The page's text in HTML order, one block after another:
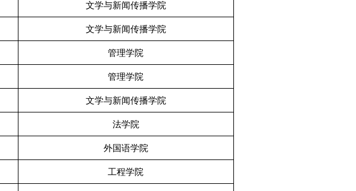
文学与新闻传播学院
文学与新闻传播学院
管理学院
管理学院
文学与新闻传播学院
法学院
外国语学院
工程学院